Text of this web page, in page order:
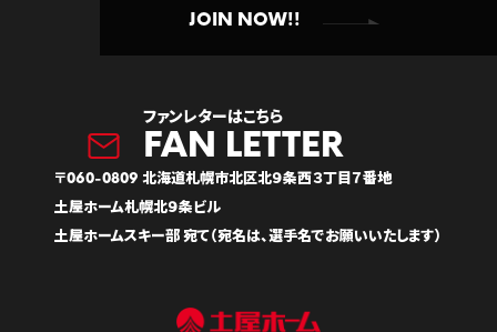
JOIN NOW!!
ファンレターはこちら
〒060-0809 北海道札幌市北区北９条西３丁目７番地
土屋ホーム札幌北９条ビル
土屋ホームスキー部 宛て（宛名は、選手名でお願いいたします）